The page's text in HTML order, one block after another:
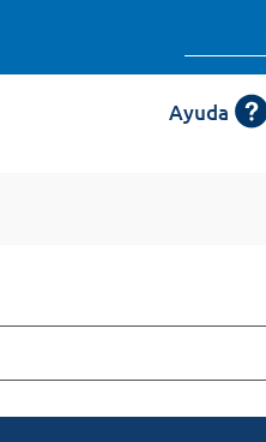
Ayuda